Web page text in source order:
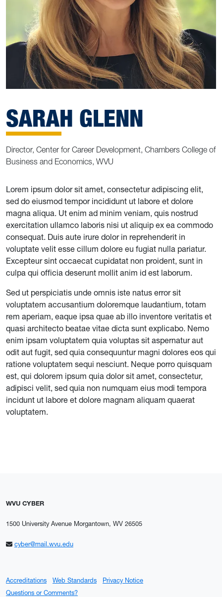
SARAH GLENN
Director, Center for Career Development, Chambers College of
Business and Economics, WVU
Lorem ipsum dolor sit amet, consectetur adipiscing elit,
sed do eiusmod tempor incididunt ut labore et dolore
magna aliqua. Ut enim ad minim veniam, quis nostrud
exercitation ullamco laboris nisi ut aliquip ex ea commodo
consequat. Duis aute irure dolor in reprehenderit in
voluptate velit esse cillum dolore eu fugiat nulla pariatur.
Excepteur sint occaecat cupidatat non proident, sunt in
culpa qui officia deserunt mollit anim id est laborum.
Sed ut perspiciatis unde omnis iste natus error sit
voluptatem accusantium doloremque laudantium, totam
rem aperiam, eaque ipsa quae ab illo inventore veritatis et
quasi architecto beatae vitae dicta sunt explicabo. Nemo
enim ipsam voluptatem quia voluptas sit aspernatur aut
odit aut fugit, sed quia consequuntur magni dolores eos qui
ratione voluptatem sequi nesciunt. Neque porro quisquam
est, qui dolorem ipsum quia dolor sit amet, consectetur,
adipisci velit, sed quia non numquam eius modi tempora
incidunt ut labore et dolore magnam aliquam quaerat
voluptatem.
WVU CYBER
1500 University Avenue Morgantown, WV 26505
cyber@mail.wvu.edu
Accreditations Web Standards
Privacy Notice
Questions or Comments?